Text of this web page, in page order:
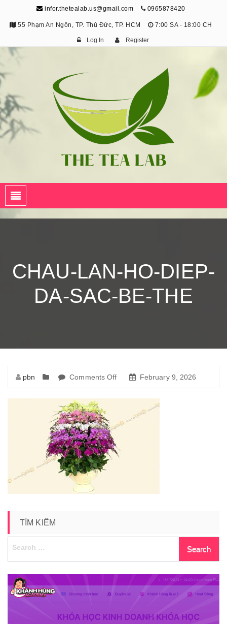
infor.thetealab.us@gmail.com 0965878420
55 Phạm An Ngôn, TP. Thủ Đức, TP. HCM 7:00 SA - 18:00 CH
Log In Register
CHAU-LAN-HO-DIEP-
DA-SAC-BE-THE
pbn Comments Off
lan-
diep-
be-
February 9, 2026
TÌM KIẾM
Search